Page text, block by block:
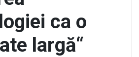
ca o
largă“